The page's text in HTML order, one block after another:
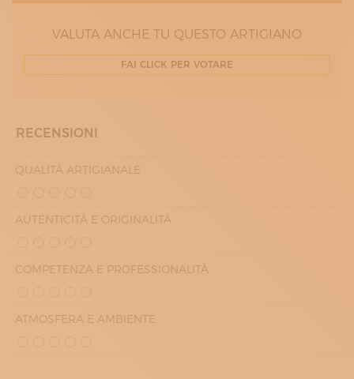
VALUTA ANCHE TU QUESTO ARTIGIANO
FAI CLICK PER VOTARE
RECENSIONI
QUALITÀ ARTIGIANALE
AUTENTICITÀ E ORIGINALITÀ
COMPETENZA E PROFESSIONALITÀ
ATMOSFERA E AMBIENTE